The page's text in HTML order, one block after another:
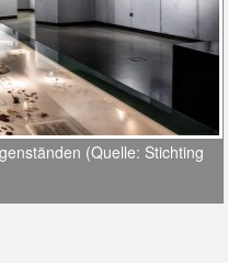
(Quelle: Stichting